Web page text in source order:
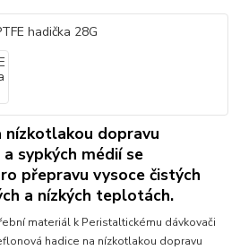
nízkotlakou dopravu
sypkých médií se
přepravu vysoce čistých
a nízkých teplotách.
materiál k Peristaltickému dávkovači
hadice na nízkotlakou dopravu